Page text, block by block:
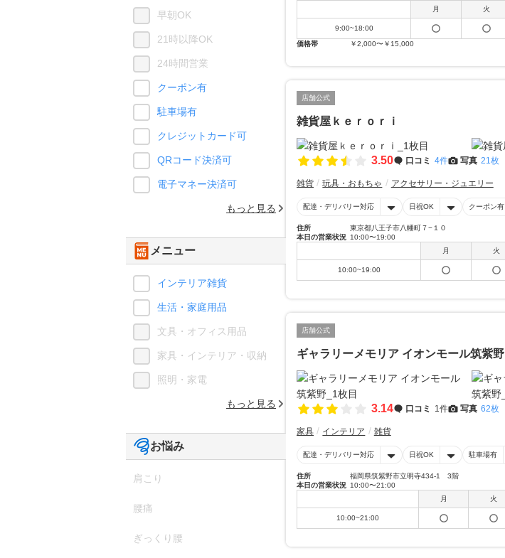
月
火
9:00~18:00
価格帯
￥2,000〜￥15,000
店舗公式
雑貨屋ｋｅｒｏｒｉ
3.50 口コミ 4件 写真 21枚
雑貨 玩具・おもちゃ アクセサリー・ジュエリー
配達・デリバリー対応 日祝OK クーポン有
住所
東京都八王子市八幡町７−１０
本日の営業状況 10:00〜19:00
月
火
10:00~19:00
店舗公式
ギャラリーメモリア イオンモール筑紫野
3.14 口コミ 1件 写真 62枚
家具 インテリア 雑貨
配達・デリバリー対応 日祝OK 駐車場有
住所
福岡県筑紫野市立明寺434-1 3階
本日の営業状況 10:00〜21:00
月
火
10:00~21:00
早朝OK
21時以降OK
24時間営業
クーポン有
駐車場有
クレジットカード可
QRコード決済可
電子マネー決済可
もっと見る
メニュー
インテリア雑貨
生活・家庭用品
文具・オフィス用品
家具・インテリア・収納
照明・家電
もっと見る
お悩み
肩こり
腰痛
ぎっくり腰